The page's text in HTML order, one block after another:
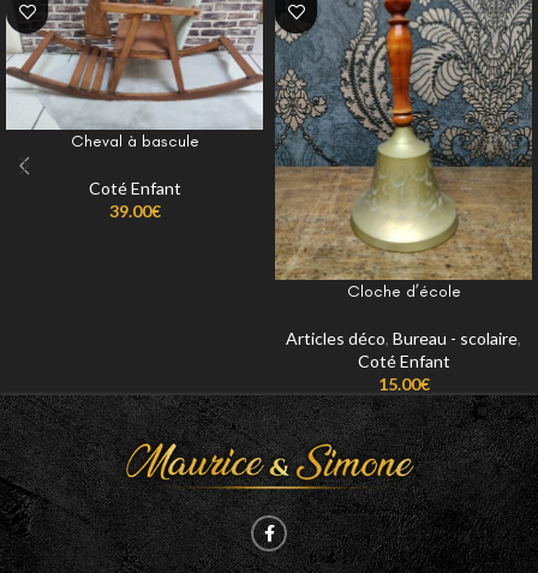
Cheval à bascule
Coté Enfant
39.00€
Cloche d’école
Articles déco, Bureau - scolaire,
Coté Enfant
15.00€